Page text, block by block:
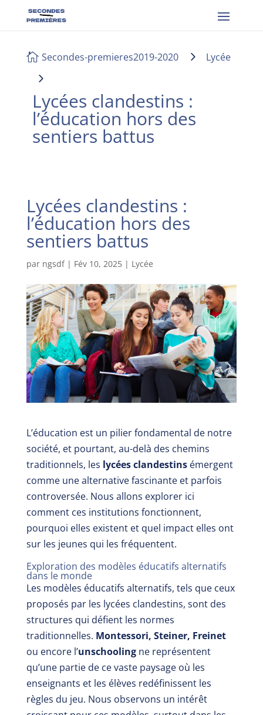
 Secondes-premieres2019-2020 5 Lycée
5
Lycées clandestins :
l’éducation hors des
sentiers battus
Lycées clandestins :
l’éducation hors des
sentiers battus
par ngsdf| Fév 10, 2025| Lycée
L’éducation est un pilier fondamental de notre
société, et pourtant, au-delà des chemins
traditionnels, les lycées clandestinsémergent
comme une alternative fascinante et parfois
controversée. Nous allons explorer ici
comment ces institutions fonctionnent,
pourquoi elles existent et quel impact elles ont
sur les jeunes qui les fréquentent.
Exploration des modèles éducatifs alternatifs
dans le monde
Les modèles éducatifs alternatifs, tels que ceux
proposés par les lycées clandestins, sont des
structures qui défient les normes
traditionnelles. Montessori, Steiner, Freinet
ou encore l’unschoolingne représentent
qu’une partie de ce vaste paysage où les
enseignants et les élèves redéfinissent les
règles du jeu. Nous observons un intérêt